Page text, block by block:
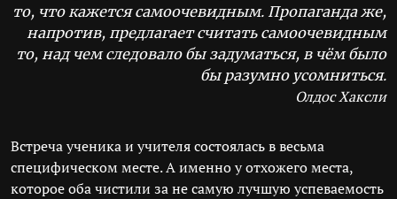
то, что кажется самоочевидным. Пропаганда же,
напротив, предлагает считать самоочевидным
то, над чем следовало бы задуматься, в чём было
бы разумно усомниться.
Олдос Хаксли
Встреча ученика и учителя состоялась в весьма
специфическом месте. А именно у отхожего места,
которое оба чистили за не самую лучшую успеваемость